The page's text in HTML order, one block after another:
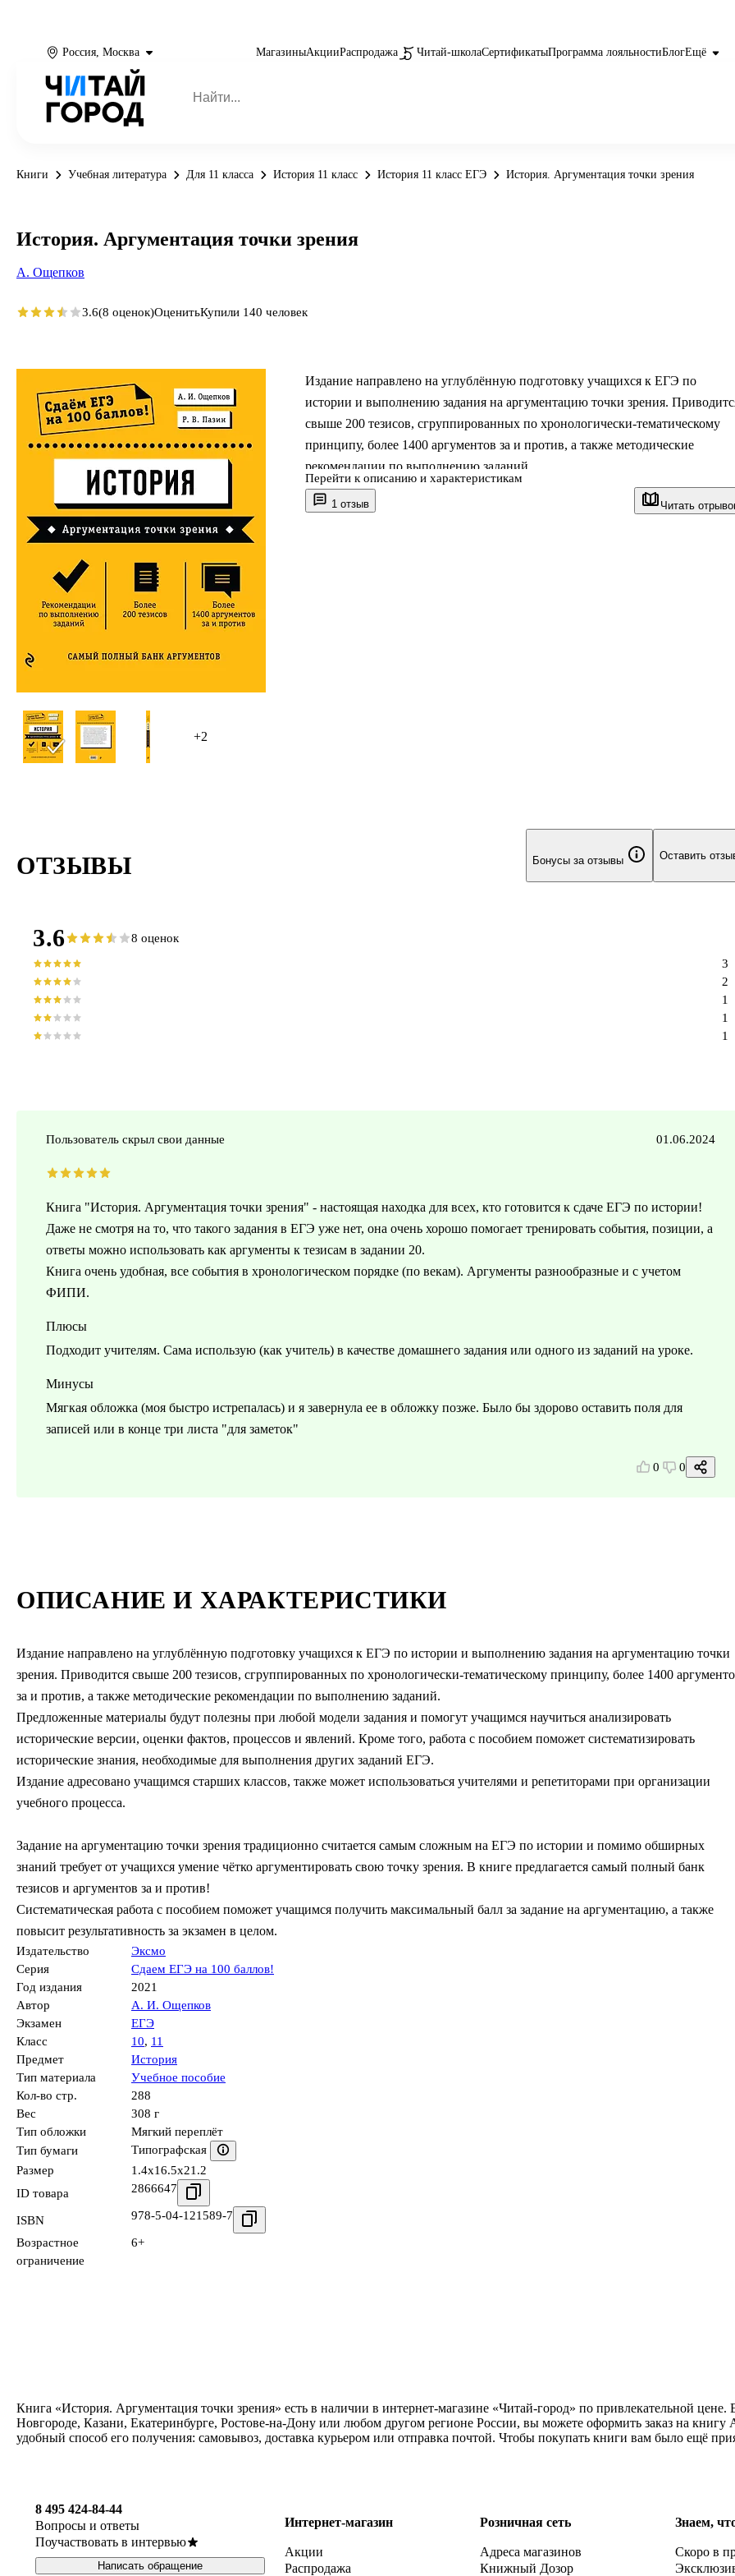
Россия, Москва МагазиныАкцииРаспродажа Читай-школаСертификатыПрограмма лояльностиБлогЕщё
Книги Учебная литература Для 11 класса История 11 класс История 11 класс ЕГЭ История. Аргументация точки зрения
+2
1 отзыв Читать
Издание направлено на углублённую подготовку учащихся к ЕГЭ по
истории и выполнению задания на аргументацию точки зрения.
свыше 200 тезисов, сгруппированных по хронологически-тематическому
принципу, более 1400 аргументов за и против, а также методические
рекомендации по выполнению заданий.
Предложенные материалы будут полезны при любой модели задания и
помогут учащимся научиться анализировать исторические версии, оценки
Перейти к описанию и характеристикам
История. Аргументация точки зрения
А. Ощепков
3.6(8 оценок)ОценитьКупили 140 человек
ОПИСАНИЕ И ХАРАКТЕРИСТИКИ
Издание направлено на углублённую подготовку учащихся к ЕГЭ по истории и выполнению задания на аргументацию точки
зрения. Приводится свыше 200 тезисов, сгруппированных по хронологически-тематическому принципу, более 1400
за и против, а также методические рекомендации по выполнению заданий.
Предложенные материалы будут полезны при любой модели задания и помогут учащимся научиться анализировать
исторические версии, оценки фактов, процессов и явлений. Кроме того, работа с пособием поможет систематизировать
исторические знания, необходимые для выполнения других заданий ЕГЭ.
Издание адресовано учащимся старших классов, также может использоваться учителями и репетиторами при организации
учебного процесса.
Задание на аргументацию точки зрения традиционно считается самым сложным на ЕГЭ по истории и помимо обширных
знаний требует от учащихся умение чётко аргументировать свою точку зрения. В книге предлагается самый полный банк
тезисов и аргументов за и против!
Систематическая работа с пособием поможет учащимся получить максимальный балл за задание на аргументацию, а также
повысит результативность за экзамен в целом.
Издательство
Эксмо
Серия
Сдаем ЕГЭ на 100 баллов!
Год издания
2021
Автор
А. И. Ощепков
Экзамен
ЕГЭ
Класс
10, 11
Предмет
История
Тип материала
Учебное пособие
Кол-во стр.
288
Вес
308 г
Тип обложки
Мягкий переплёт
Тип бумаги
Типографская
Размер
1.4x16.5x21.2
ID товара
2866647
ISBN 978-5-04-121589-7
Возрастное
ограничение
6+
ОТЗЫВЫ Бонусы за отзывы Оставить
3.6 8 оценок
1
1
1
2
3
Пользователь скрыл свои данные 01.06.2024
Книга "История. Аргументация точки зрения" - настоящая находка для всех, кто готовится к сдаче ЕГЭ по истории!
Даже не смотря на то, что такого задания в ЕГЭ уже нет, она очень хорошо помогает тренировать события, позиции, а
ответы можно использовать как аргументы к тезисам в задании 20.
Книга очень удобная, все события в хронологическом порядке (по векам). Аргументы разнообразные и с учетом
ФИПИ.
Плюсы
Подходит учителям. Сама использую (как учитель) в качестве домашнего задания или одного из заданий на уроке.
Минусы
Мягкая обложка (моя быстро истрепалась) и я завернула ее в обложку позже. Было бы здорово оставить поля для
записей или в конце три листа "для заметок"
0 0
Книга «История. Аргументация точки зрения» есть в наличии в интернет-магазине «Читай-город» по привлекательной
Новгороде, Казани, Екатеринбурге, Ростове-на-Дону или любом другом регионе России, вы можете оформить заказ на
удобный способ его получения: самовывоз, доставка курьером или отправка почтой. Чтобы покупать книги вам было ещё
8 495 424-84-44
Вопросы и ответы
Поучаствовать в интервью
Написать обращение
Интернет-магазин
Акции
Распродажа
Розничная сеть
Адреса магазинов
Книжный Дозор
Знаем,
Скоро в